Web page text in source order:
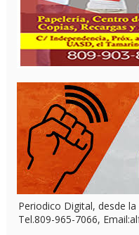
Periodico Digital, desde
Tel.809-965-7066,